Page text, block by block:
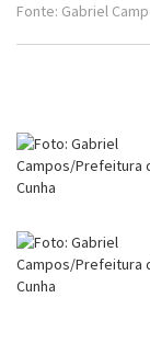
Fonte: Gabriel